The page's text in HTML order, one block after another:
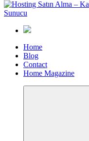
Home
Blog
Contact
Home Magazine